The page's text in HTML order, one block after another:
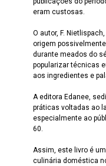
eram custosas.
O autor, F.
origem
durante meados do
popularizar técnicas
aos ingredientes e
A editora Edanee,
práticas voltadas ao
especialmente ao
60.
Assim, este livro é
culinária doméstica